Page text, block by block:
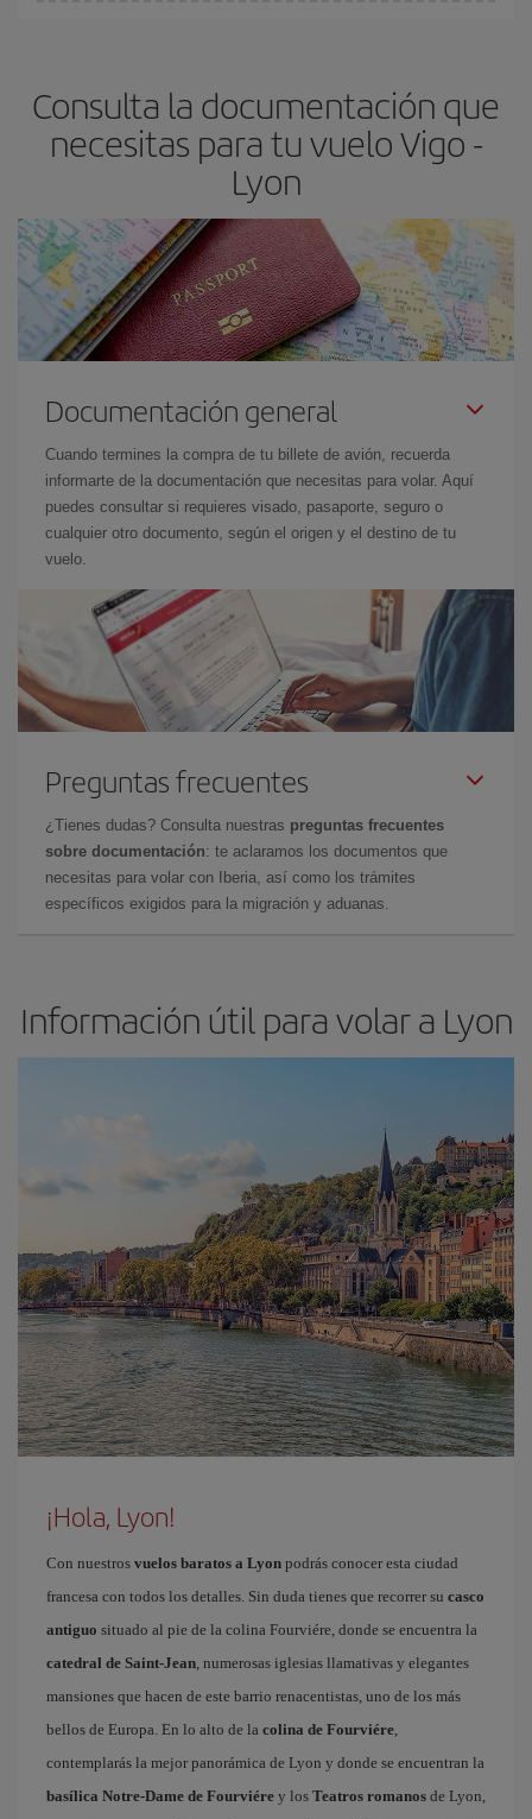
Consulta la documentación que
necesitas para tu vuelo Vigo -
Lyon
Documentación general
Cuando termines la compra de tu billete de avión, recuerda
informarte de la documentación que necesitas para volar. Aquí
puedes consultar si requieres visado, pasaporte, seguro o
cualquier otro documento, según el origen y el destino de tu
vuelo.
Preguntas frecuentes
¿Tienes dudas? Consulta nuestras preguntas frecuentes
sobre documentación: te aclaramos los documentos que
necesitas para volar con Iberia, así como los trámites
específicos exigidos para la migración y aduanas.
Información útil para volar a Lyon
¡Hola, Lyon!
Con nuestros vuelos baratos a Lyon podrás conocer esta ciudad
francesa con todos los detalles. Sin duda tienes que recorrer su casco
antiguo situado al pie de la colina Fourviére, donde se encuentra la
catedral de Saint-Jean, numerosas iglesias llamativas y elegantes
mansiones que hacen de este barrio renacentistas, uno de los más
bellos de Europa. En lo alto de la colina de Fourviére,
contemplarás la mejor panorámica de Lyon y donde se encuentran la
basílica Notre-Dame de Fourviére y los Teatros romanos de Lyon,